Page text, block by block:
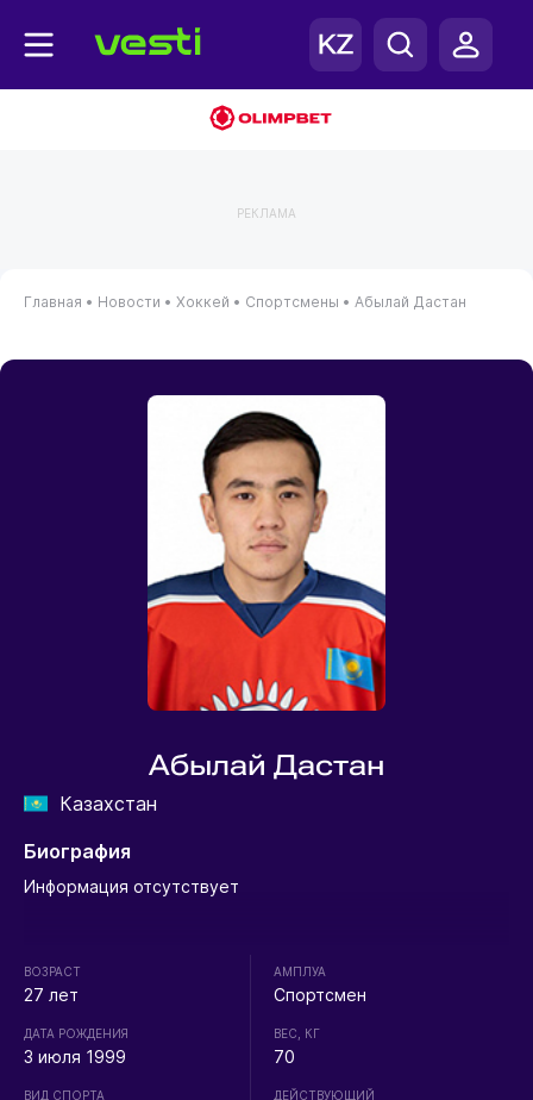
РЕКЛАМА
Главная • Новости • Хоккей • Спортсмены • Абылай Дастан
Абылай Дастан
Казахстан
Биография
Информация отсутствует
ВОЗРАСТ
27 лет
ДАТА РОЖДЕНИЯ
3 июля 1999
ВИД СПОРТА
АМПЛУА
Спортсмен
ВЕС, КГ
70
ДЕЙСТВУЮЩИЙ